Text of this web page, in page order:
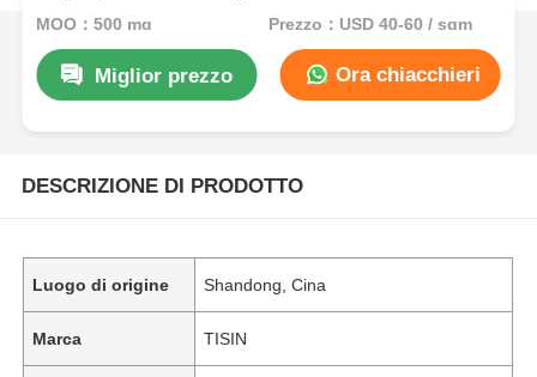
pesante
MOQ：500 mq Prezzo：USD 40-60 / sqm
Miglior prezzo Ora chiacchieri
DESCRIZIONE DI PRODOTTO
Luogo di origine Shandong, Cina
Marca TISIN